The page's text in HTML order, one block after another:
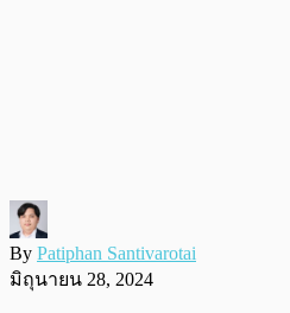
By Patiphan Santivarotai
มิถุนายน 28, 2024